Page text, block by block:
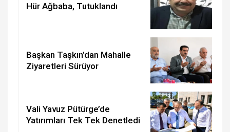
Hür Ağbaba, Tutuklandı
Başkan Taşkın’dan Mahalle
Ziyaretleri Sürüyor
Vali Yavuz Pütürge’de
Yatırımları Tek Tek Denetledi